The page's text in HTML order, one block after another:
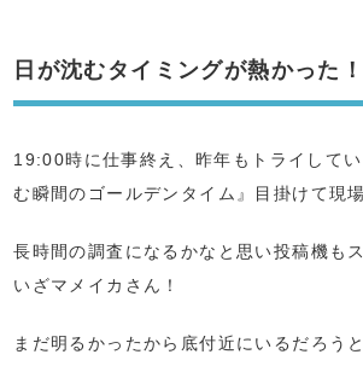
日が沈むタイミングが熱かった！
19:00時に仕事終え、昨年もトライして
む瞬間のゴールデンタイム』目掛けて現場
長時間の調査になるかなと思い投稿機も
いざマメイカさん！
まだ明るかったから底付近にいるだろう